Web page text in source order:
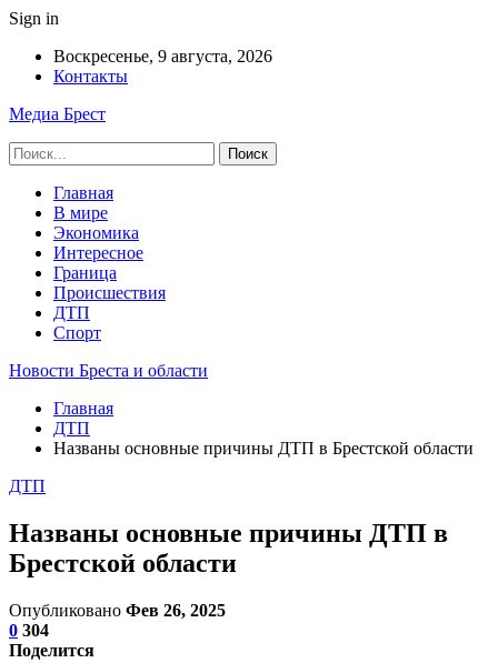
Sign in
Воскресенье, 9 августа, 2026
Контакты
Медиа Брест
Главная
В мире
Экономика
Интересное
Граница
Происшествия
ДТП
Спорт
Новости Бреста и области
Главная
ДТП
Названы основные причины ДТП в Брестской области
ДТП
Названы основные причины ДТП в
Брестской области
Опубликовано Фев 26, 2025
0 304
Поделится